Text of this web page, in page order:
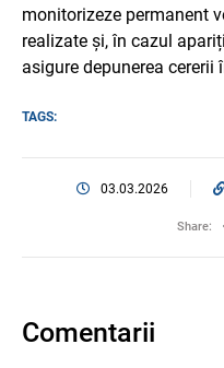
monitorizeze permanent
realizate și, în cazul
asigure depunerea cererii
TAGS:
03.03.2026
Share:
Comentarii